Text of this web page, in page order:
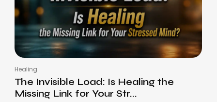
Healing
The Invisible Load: Is Healing the
Missing Link for Your Str...